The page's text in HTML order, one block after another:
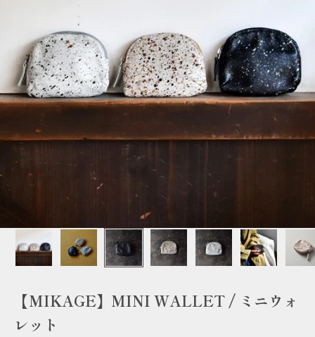
【MIKAGE】MINI WALLET / ミニウォ
レット